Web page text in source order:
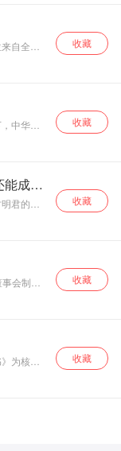
被杀。
集的家
一人善
刘裕建
一间密
每一个
被毒、
看人——
自全国
财政三
不该国
后，学
》。两
距、法
一个问
那座两
收藏
中华文
莫非王
用25集
制作为早
伐纣背
，以及
的基因
个充满
收藏
能成明
君的标
一个王
之一？
上干
专辑将
的刀光与
业书写
收藏
会制公
阀世家
司马家
下北方
子，到
身的小
目不背
晋那些
收藏
为核心
帝国崩
结构失
以结构
关键人
收藏